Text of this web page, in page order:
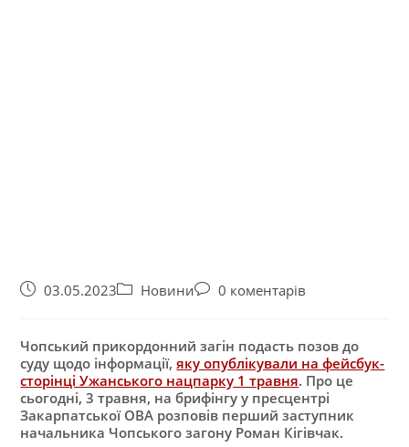
03.05.2023 Новини 0 коментарів
Чопський прикордонний загін подасть позов до
суду щодо інформації,яку опублікували на фейсбук-
сторінці Ужанського нацпарку 1 травня. Про це
сьогодні, 3 травня, на брифінгу у пресцентрі
Закарпатської ОВА розповів перший заступник
начальника Чопського загону Роман Кігівчак.